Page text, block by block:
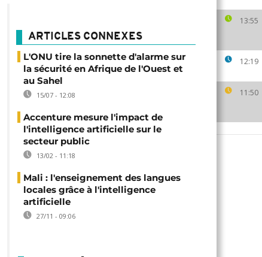
13:55
12:19
11:50
ARTICLES CONNEXES
L'ONU tire la sonnette d'alarme sur
la sécurité en Afrique de l'Ouest et
au Sahel
15/07 - 12:08
Accenture mesure l'impact de
l'intelligence artificielle sur le
secteur public
13/02 - 11:18
Mali : l'enseignement des langues
locales grâce à l'intelligence
artificielle
27/11 - 09:06